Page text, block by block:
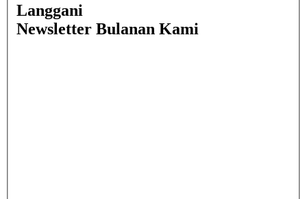
Langgani
Newsletter Bulanan Kami